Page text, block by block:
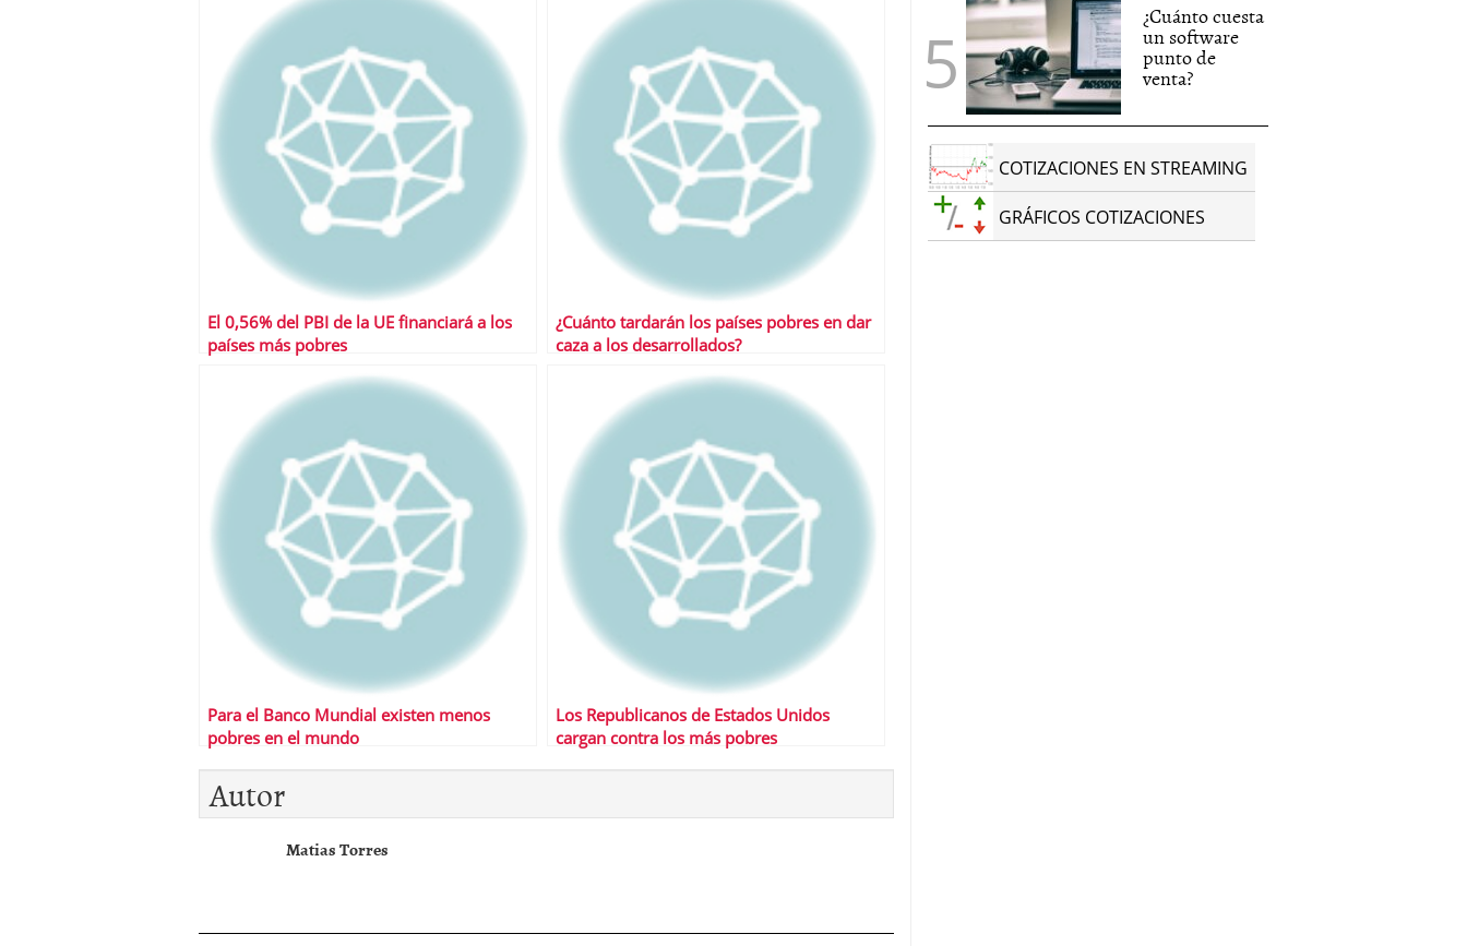
El 0,56% del PBI de la UE financiará a los
países más pobres
¿Cuánto tardarán los países pobres en dar
caza a los desarrollados?
Para el Banco Mundial existen menos
pobres en el mundo
Los Republicanos de Estados Unidos
cargan contra los más pobres
Autor
Matias Torres
¿Cuánto cuesta
un software
punto de
venta?
COTIZACIONES EN STREAMING
GRÁFICOS COTIZACIONES